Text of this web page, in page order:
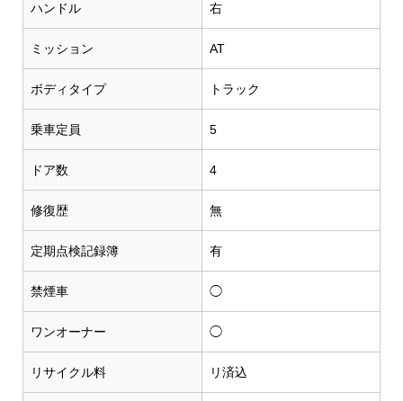
ハンドル 右
ミッション AT
ボディタイプ トラック
乗車定員 5
ドア数 4
修復歴 無
定期点検記録簿 有
禁煙車 ◯
ワンオーナー ◯
リサイクル料 リ済込